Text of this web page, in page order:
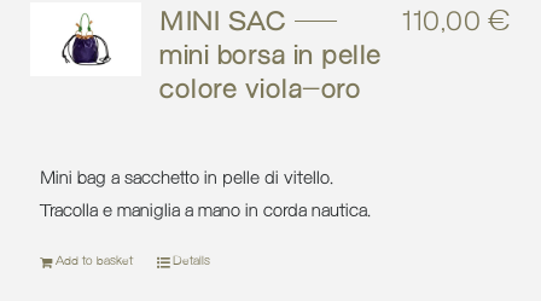
MINI SAC –
mini borsa in pelle
colore viola-oro
110,00€
Mini bag a sacchetto in pelle di vitello.
Tracolla e maniglia a mano in corda nautica.
Add to basket Details